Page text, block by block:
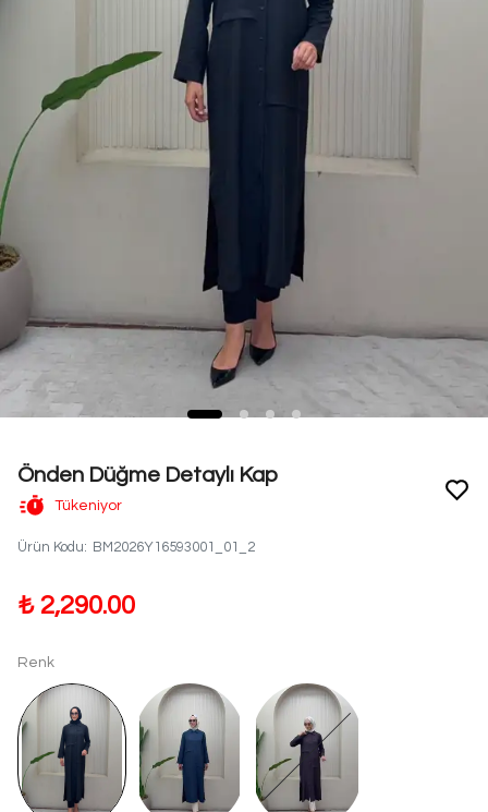
Önden Düğme Detaylı Kap
Tükeniyor
Ürün Kodu: BM2026Y16593001_01_2
₺ 2,290.00
Renk